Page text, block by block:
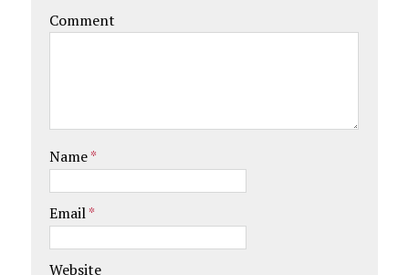
Comment
Name*
Email*
Website